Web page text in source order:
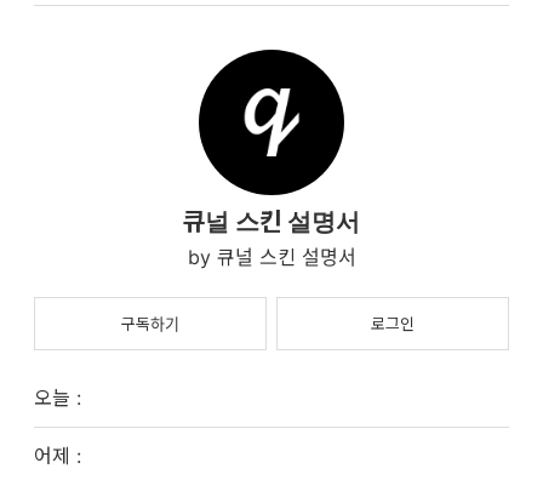
큐널 스킨 설명서
큐널 스킨 설명서
구독하기 로그인
오늘 :
어제 :